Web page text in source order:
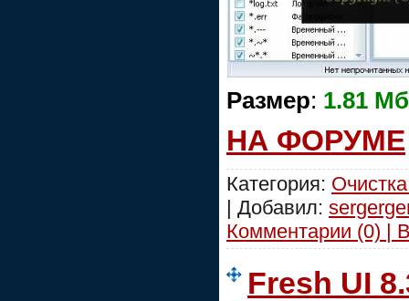
Размер: 1.81 Мб
НА ФОРУМЕ
Категория:
| Добавил:
Комментарии (0) |
Fresh UI